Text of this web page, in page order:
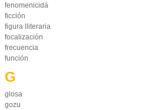
fenomenicidá
ficción
figura lliteraria
focalización
frecuencia
función
G
glosa
gozu